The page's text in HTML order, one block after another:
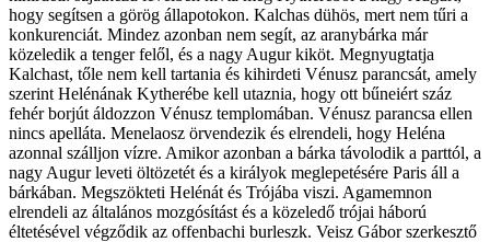
hogy segítsen a görög állapotokon. Kalchas dühös, mert nem tűri a
konkurenciát. Mindez azonban nem segít, az aranybárka már
közeledik a tenger felől, és a nagy Augur kiköt. Megnyugtatja
Kalchast, tőle nem kell tartania és kihirdeti Vénusz parancsát, amely
szerint Helénának Kytherébe kell utaznia, hogy ott bűneiért száz
fehér borjút áldozzon Vénusz templomában. Vénusz parancsa ellen
nincs apelláta. Menelaosz örvendezik és elrendeli, hogy Heléna
azonnal szálljon vízre. Amikor azonban a bárka távolodik a parttól, a
nagy Augur leveti öltözetét és a királyok meglepetésére Paris áll a
bárkában. Megszökteti Helénát és Trójába viszi. Agamemnon
elrendeli az általános mozgósítást és a közeledő trójai háború
éltetésével végződik az offenbachi burleszk. Veisz Gábor szerkesztő